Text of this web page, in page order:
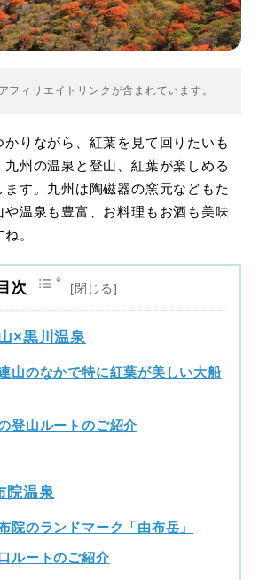
フィリエイトリンクが含まれています。
かりながら、紅葉を見て回りたいも
州の温泉と登山、紅葉が楽しめる
ます。九州は陶磁器の窯元などもた
や温泉も豊富、お料理もお酒も美味
。
目次
×黒川温泉
山のなかで特に紅葉が美しい大船
登山ルートのご紹介
院温泉
院のランドマーク「由布岳」
ルートのご紹介